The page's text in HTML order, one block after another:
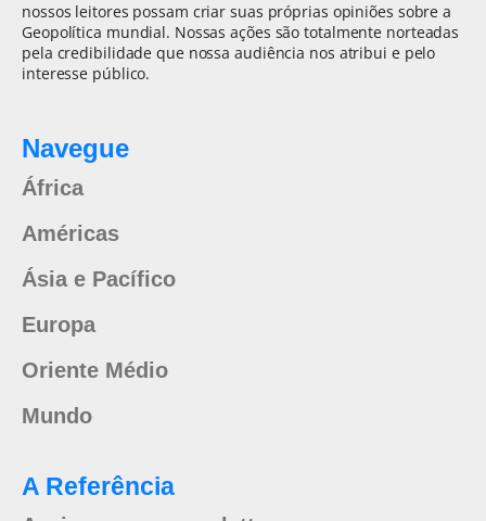
nossos leitores possam criar suas próprias opiniões sobre a
Geopolítica mundial. Nossas ações são totalmente norteadas
pela credibilidade que nossa audiência nos atribui e pelo
interesse público.
Navegue
África
Américas
Ásia e Pacífico
Europa
Oriente Médio
Mundo
A Referência